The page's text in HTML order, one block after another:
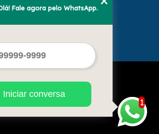
1
Fale agora pelo WhatsApp.
Iniciar conversa